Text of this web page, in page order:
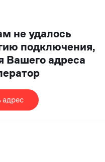
не удалось
подключения,
Вашего адреса
адрес